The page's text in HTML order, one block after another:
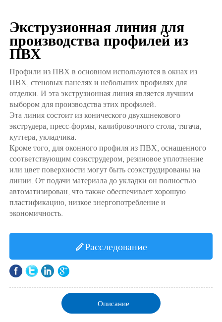
Экструзионная линия для
производства профилей из
ПВХ
Профили из ПВХ в основном используются в окнах из
ПВХ, стеновых панелях и небольших профилях для
отделки. И эта экструзионная линия является лучшим
выбором для производства этих профилей.
Эта линия состоит из конического двухшнекового
экструдера, пресс-формы, калибровочного стола, тягача,
куттера, укладчика.
Кроме того, для оконного профиля из ПВХ, оснащенного
соответствующим соэкструдером, резиновое уплотнение
или цвет поверхности могут быть соэкструдированы на
линии. От подачи материала до укладки он полностью
автоматизирован, что также обеспечивает хорошую
пластификацию, низкое энергопотребление и
экономичность.
Расследование
Описание